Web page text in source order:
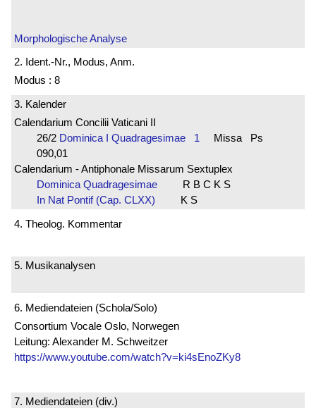
Morphologische Analyse
2. Ident.-Nr., Modus, Anm.
Modus : 8
3. Kalender
Calendarium Concilii Vaticani II
26/2 Dominica I Quadragesimae 1 Missa Ps
090,01
Calendarium - Antiphonale Missarum Sextuplex
Dominica Quadragesimae
R B C K S
In Nat Pontif (Cap. CLXX)
K S
4. Theolog. Kommentar
5. Musikanalysen
6. Mediendateien (Schola/Solo)
Consortium Vocale Oslo, Norwegen
Leitung: Alexander M. Schweitzer
https://www.youtube.com/watch?v=ki4sEnoZKy8
7. Mediendateien (div.)